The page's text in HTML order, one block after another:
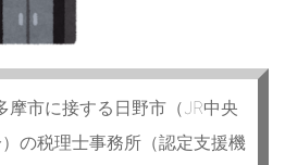
摩市に接する日野市（JR中央
の税理士事務所（認定支援機